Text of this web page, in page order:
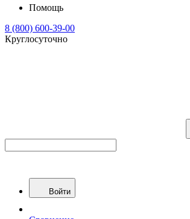
Помощь
8 (800) 600-39-00
Круглосуточно
Войти